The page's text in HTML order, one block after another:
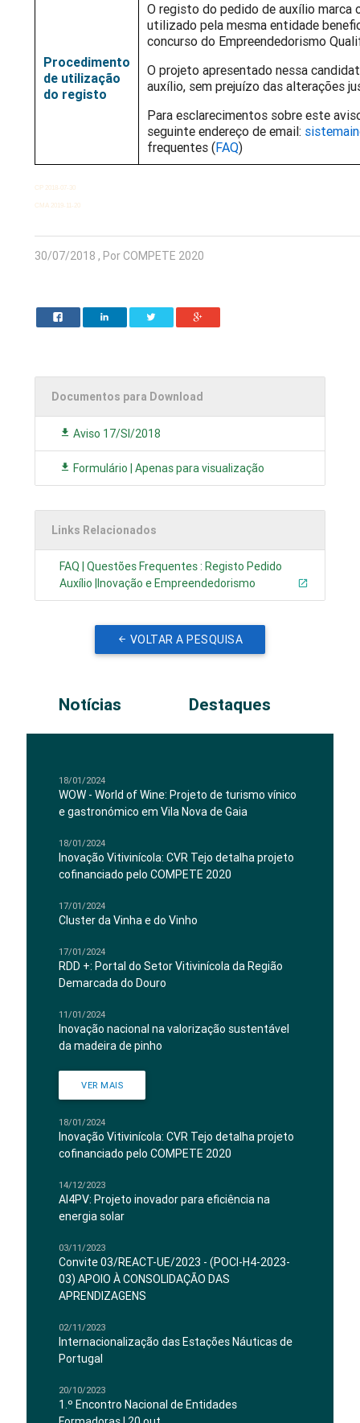
Procedimento
de utilização
do registo
O registo do pedido de auxílio
utilizado pela mesma entidade
concurso do Empreendedorismo
O projeto apresentado nessa
auxílio, sem prejuízo das alterações
Para esclarecimentos sobre este
seguinte endereço de email:
frequentes (FAQ)
CP 2018-07-30
CMA 2019-11-20
30/07/2018 , Por COMPETE 2020
Documentos para Download
Aviso 17/SI/2018
Formulário | Apenas para visualização
Links Relacionados
FAQ | Questões Frequentes : Registo Pedido
Auxílio |Inovação e Empreendedorismo
VOLTAR A PESQUISA
Notícias Destaques
18/01/2024
WOW - World of Wine: Projeto de turismo vínico
e gastronómico em Vila Nova de Gaia
18/01/2024
Inovação Vitivinícola: CVR Tejo detalha projeto
cofinanciado pelo COMPETE 2020
17/01/2024
Cluster da Vinha e do Vinho
17/01/2024
RDD +: Portal do Setor Vitivinícola da Região
Demarcada do Douro
11/01/2024
Inovação nacional na valorização sustentável
da madeira de pinho
VER MAIS
18/01/2024
Inovação Vitivinícola: CVR Tejo detalha projeto
cofinanciado pelo COMPETE 2020
14/12/2023
AI4PV: Projeto inovador para eficiência na
energia solar
03/11/2023
Convite 03/REACT-UE/2023 - (POCI-H4-2023-
03) APOIO À CONSOLIDAÇÃO DAS
APRENDIZAGENS
02/11/2023
Internacionalização das Estações Náuticas de
Portugal
20/10/2023
1.º Encontro Nacional de Entidades